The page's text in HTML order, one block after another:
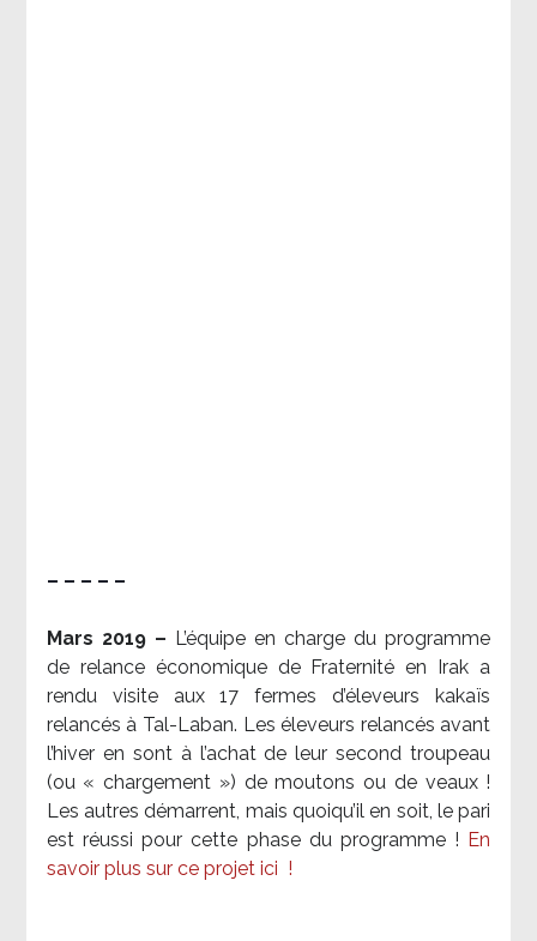
– – – – –
Mars 2019 – L’équipe en charge du programme
de relance économique de Fraternité en Irak a
rendu visite aux 17 fermes d’éleveurs kakaïs
relancés à Tal-Laban. Les éleveurs relancés avant
l’hiver en sont à l’achat de leur second troupeau
(ou « chargement ») de moutons ou de veaux !
Les autres démarrent, mais quoiqu’il en soit, le pari
est réussi pour cette phase du programme ! En
savoir plus sur ce projet ici !